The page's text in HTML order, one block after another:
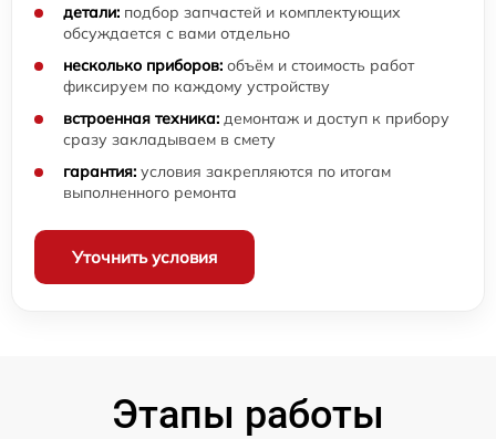
детали: подбор запчастей и комплектующих
обсуждается с вами отдельно
несколько приборов: объём и стоимость работ
фиксируем по каждому устройству
встроенная техника: демонтаж и доступ к прибору
сразу закладываем в смету
гарантия: условия закрепляются по итогам
выполненного ремонта
Уточнить условия
Этапы работы